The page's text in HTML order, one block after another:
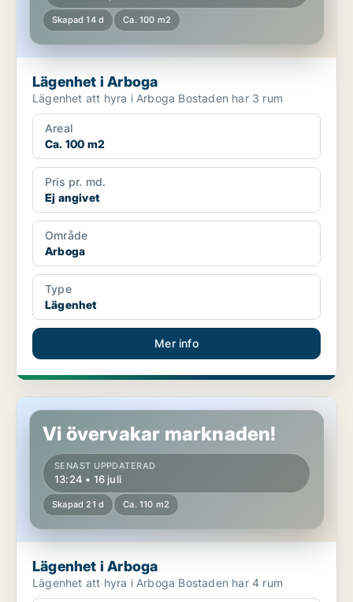
Skapad 14 d Ca. 100 m2
Lägenhet i Arboga
Lägenhet att hyra i Arboga Bostaden har 3 rum
Areal
Ca. 100 m2
Pris pr. md.
Ej angivet
Område
Arboga
Type
Lägenhet
Mer info
Lägenhet i Arboga
Vi övervakar marknaden!
SENAST UPPDATERAD
13:24 • 16 juli
Skapad 21 d Ca. 110 m2
Lägenhet i Arboga
Lägenhet att hyra i Arboga Bostaden har 4 rum